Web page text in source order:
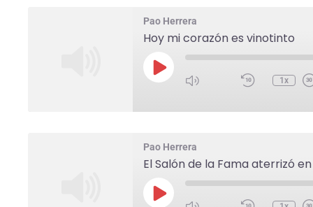
Pao Herrera
Hoy mi corazón es vinotinto
1x
Pao Herrera
El Salón de la Fama aterrizó